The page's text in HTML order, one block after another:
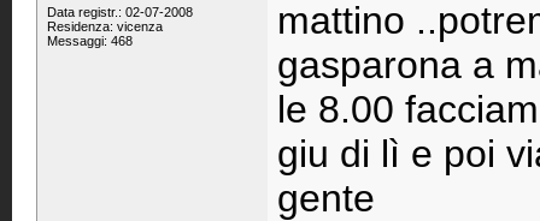
Data registr.: 02-07-2008
Residenza: vicenza
Messaggi: 468
mattino
gasparona a
le 8.00
giu di lì e poi
gente